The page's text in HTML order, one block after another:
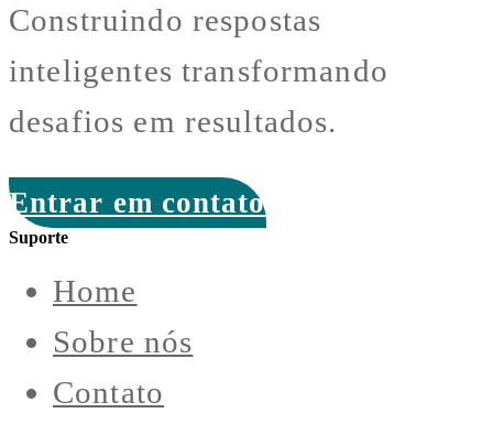
Construindo respostas
inteligentes transformando
desafios em resultados.
Entrar em contato
Suporte
Home
Sobre nós
Contato